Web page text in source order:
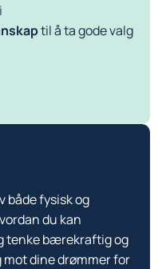
til å ta gode valg
både fysisk og
du kan
tenke bærekraftig og
mot dine drømmer for